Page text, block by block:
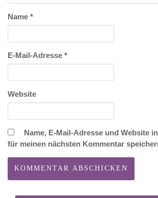
Name *
E-Mail-Adresse *
Website
Name, E-Mail-Adresse und Website
für meinen nächsten Kommentar